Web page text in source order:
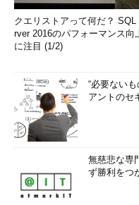
クエリストアって何だ？ SQL
rver 2016のパフォーマンス向
に注目 (1/2)
“必要ない
アントのセ
無慈悲な専
ず勝利をつ